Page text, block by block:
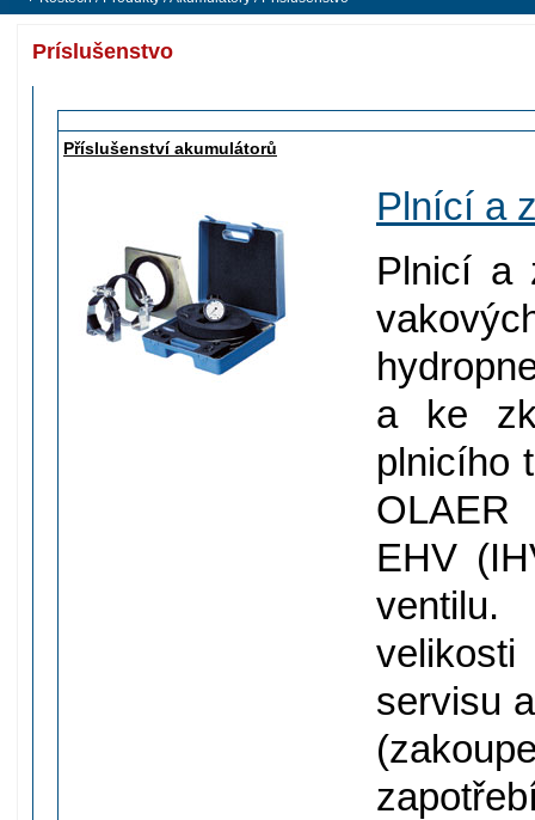
Príslušenstvo
Příslušenství akumulátorů
Plnící a
Plnicí a
a ke
plnicího
EHV
ventilu.
servisu